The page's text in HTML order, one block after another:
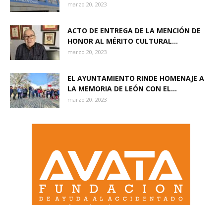
marzo 20, 2023
ACTO DE ENTREGA DE LA MENCIÓN DE
HONOR AL MÉRITO CULTURAL...
marzo 20, 2023
EL AYUNTAMIENTO RINDE HOMENAJE A
LA MEMORIA DE LEÓN CON EL...
marzo 20, 2023